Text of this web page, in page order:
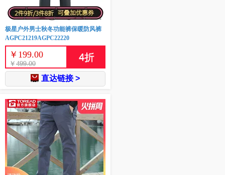
极星户外男士秋冬功能裤保暖防风裤
AGPC21219AGPC22220
￥ 199.00
￥ 499.00
4折
直达链接 >